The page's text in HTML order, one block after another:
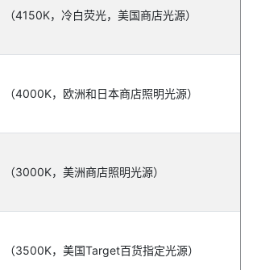
（4150K，冷白荧光，美国商店光源）
（4000K，欧洲和日本商店照明光源）
（3000K，美洲商店照明光源）
（3500K，美国Target百货指定光源）